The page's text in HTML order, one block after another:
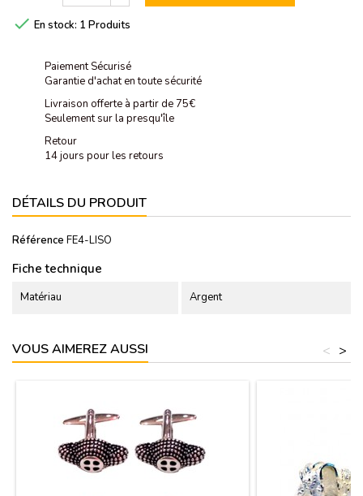
 En stock: 1 Produits
Paiement Sécurisé
Garantie d'achat en toute sécurité
Livraison offerte à partir de 75€
Seulement sur la presqu'île
Retour
14 jours pour les retours
DÉTAILS DU PRODUIT
Référence FE4-LISO
Fiche technique
Matériau Argent
VOUS AIMEREZ AUSSI >
<